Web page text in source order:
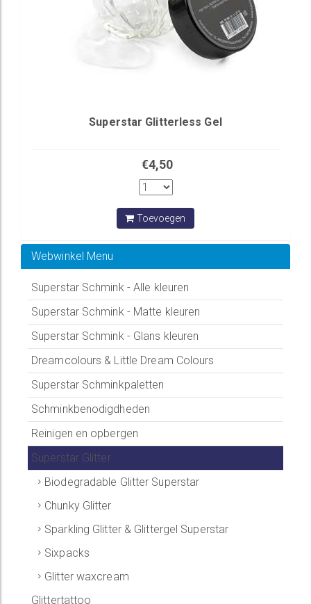
Superstar Glitterless Gel
€4,50
Toevoegen
Webwinkel Menu
Superstar Schmink - Alle kleuren
Superstar Schmink - Matte kleuren
Superstar Schmink - Glans kleuren
Dreamcolours & Little Dream Colours
Superstar Schminkpaletten
Schminkbenodigdheden
Reinigen en opbergen
Superstar Glitter
Biodegradable Glitter Superstar
Chunky Glitter
Sparkling Glitter & Glittergel Superstar
Sixpacks
Glitter waxcream
Glittertattoo